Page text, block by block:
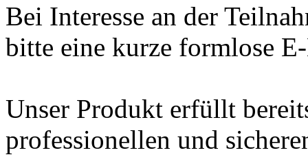
Bei Interesse an der
bitte eine kurze formlose
Unser Produkt erfüllt
professionellen und